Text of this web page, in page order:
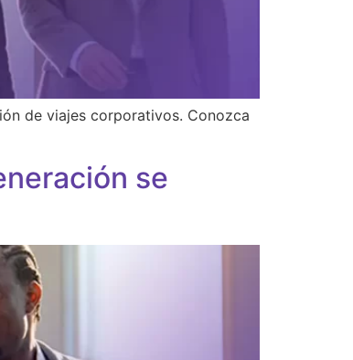
de viajes corporativos. Conozca
se